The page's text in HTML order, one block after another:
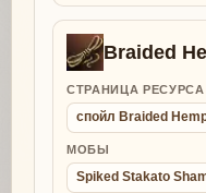
Braided
СТРАНИЦА РЕСУРСА
спойл Braided
МОБЫ
Spiked Stakato